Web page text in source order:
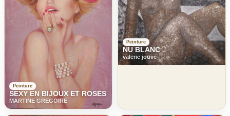
Peinture
SEXY EN BIJOUX ET ROSES
MARTINE GREGOIRE
Peinture
NU BLANC
valerie jouve